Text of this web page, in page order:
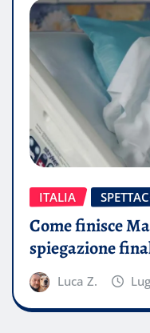
ITALIA
Come finisce
spiegazione
Luca Z.